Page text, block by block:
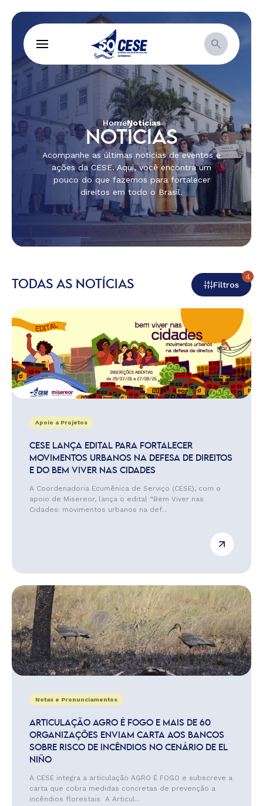
HomeNotícias
NOTÍCIAS
Acompanhe as últimas notícias de eventos e
ações da CESE. Aqui, você encontra um
pouco do que fazemos para fortalecer
direitos em todo o Brasil.
TODAS AS NOTÍCIAS Filtros
4
Apoio a Projetos
CESE LANÇA EDITAL PARA FORTALECER
MOVIMENTOS URBANOS NA DEFESA DE DIREITOS
E DO BEM VIVER NAS CIDADES
A Coordenadoria Ecumênica de Serviço (CESE), com o
apoio de Misereor, lança o edital “Bem Viver nas
Cidades: movimentos urbanos na def...
Notas e Pronunciamentos
ARTICULAÇÃO AGRO É FOGO E MAIS DE 60
ORGANIZAÇÕES ENVIAM CARTA AOS BANCOS
SOBRE RISCO DE INCÊNDIOS NO CENÁRIO DE EL
NIÑO
A CESE integra a articulação AGRO É FOGO e subscreve a
carta que cobra medidas concretas de prevenção a
incêndios florestais A Articul...